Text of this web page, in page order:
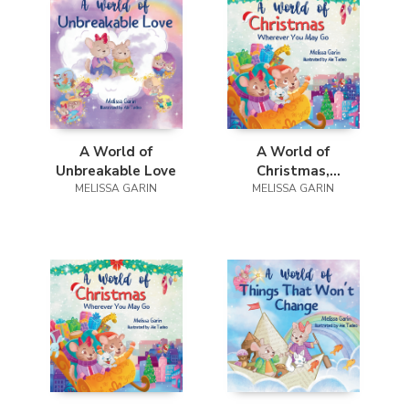
A World of
Unbreakable Love
MELISSA GARIN
A World of
Christmas,
Wherever You May
MELISSA GARIN